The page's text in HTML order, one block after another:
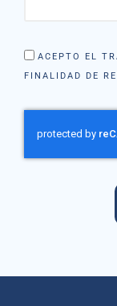
ACEPTO EL
FINALIDAD DE